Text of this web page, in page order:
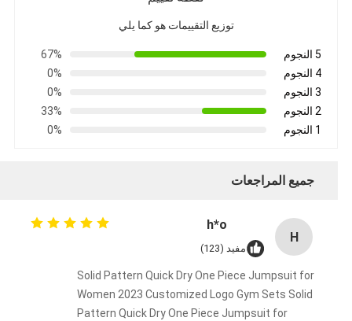
توزيع التقييمات هو كما يلي
5 النجوم
67%
4 النجوم
0%
3 النجوم
0%
2 النجوم
33%
1 النجوم
0%
جميع المراجعات
H
h*o
مفيد (123)
Solid Pattern Quick Dry One Piece Jumpsuit for
Women 2023 Customized Logo Gym Sets Solid
Pattern Quick Dry One Piece Jumpsuit for